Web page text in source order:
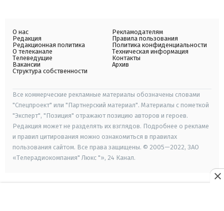
О нас
Редакция
Редакционная политика
О телеканале
Телеведущие
Вакансии
Структура собственности
Рекламодателям
Правила пользования
Политика конфиденциальности
Техническая информация
Контакты
Архив
Все коммерческие рекламные материалы обозначены словами
"Спецпроект" или "Партнерский материал". Материалы с пометкой
"Эксперт", "Позиция" отражают позицию авторов и героев.
Редакция может не разделять их взглядов. Подробнее о рекламе
и правил цитирования можно ознакомиться в правилах
пользования сайтом. Все права защищены. © 2005—2022, ЗАО
«Телерадиокомпания" Люкс "», 24 Канал.